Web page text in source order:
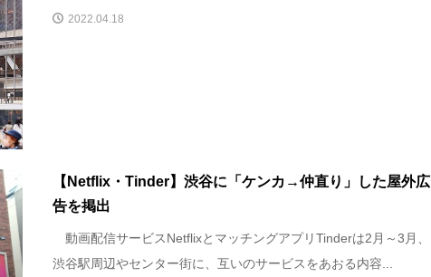
2022.04.18
【Netflix・Tinder】渋谷に「ケンカ→仲直り」した屋外広
告を掲出
動画配信サービスNetflixとマッチングアプリTinderは2月～3月、
渋谷駅周辺やセンター街に、互いのサービスをあおる内容...